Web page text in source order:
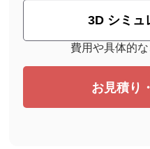
3D シミュ
費用や具体的
お見積り